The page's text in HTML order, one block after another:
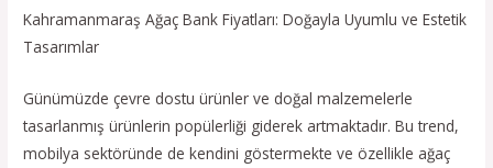
Kahramanmaraş Ağaç Bank Fiyatları: Doğayla Uyumlu ve Estetik
Tasarımlar
Günümüzde çevre dostu ürünler ve doğal malzemelerle
tasarlanmış ürünlerin popülerliği giderek artmaktadır. Bu trend,
mobilya sektöründe de kendini göstermekte ve özellikle ağaç